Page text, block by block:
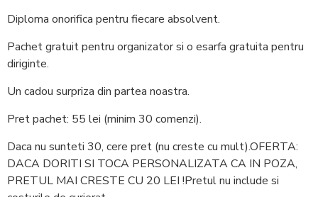
Diploma onorifica pentru fiecare absolvent.
Pachet gratuit pentru organizator si o esarfa gratuita pentru
diriginte.
Un cadou surpriza din partea noastra.
Pret pachet: 55 lei (minim 30 comenzi).
Daca nu sunteti 30, cere pret (nu creste cu mult).OFERTA:
DACA DORITI SI TOCA PERSONALIZATA CA IN POZA,
PRETUL MAI CRESTE CU 20 LEI !Pretul nu include si